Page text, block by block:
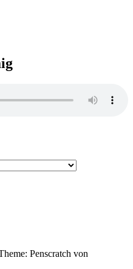
Penscratch von